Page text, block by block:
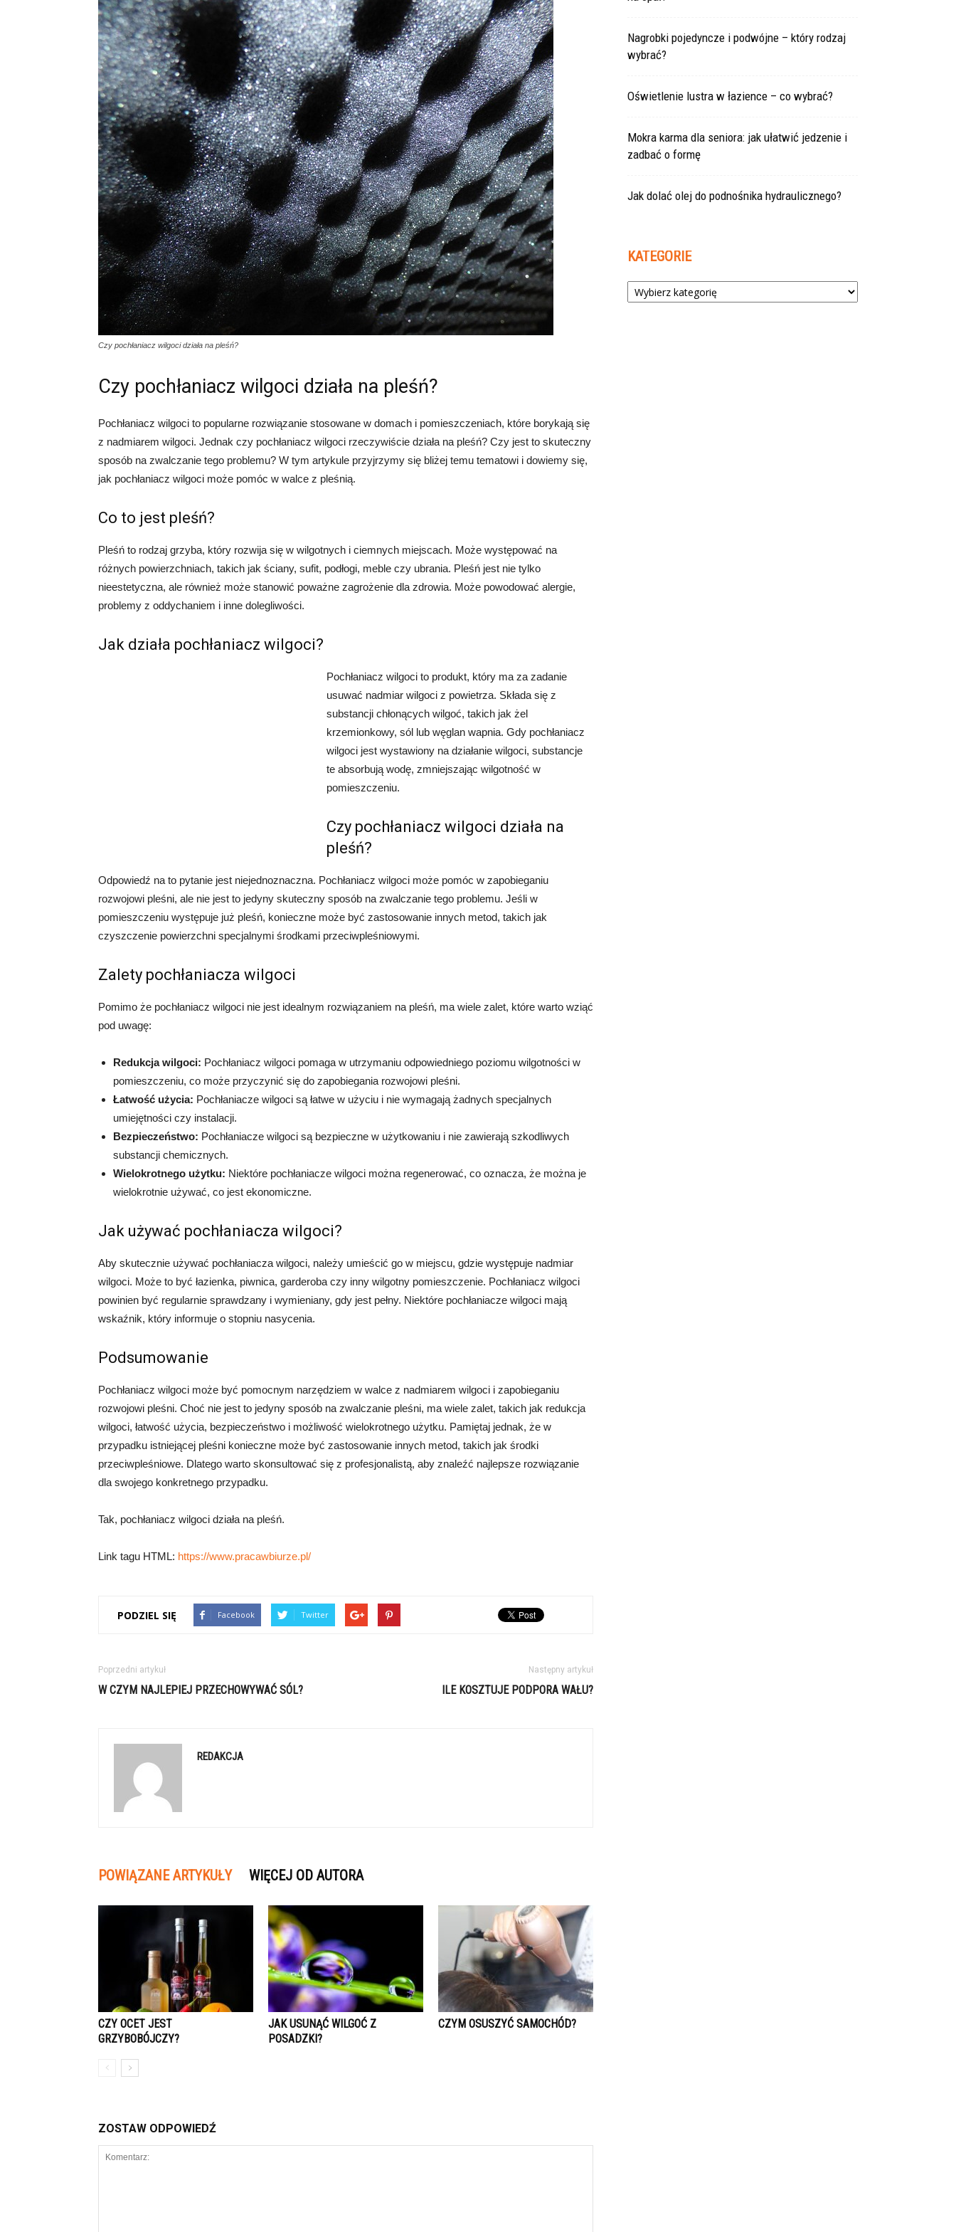
Czy pochłaniacz wilgoci działa na pleśń?
Czy pochłaniacz wilgoci działa na pleśń?
Pochłaniacz wilgoci to popularne rozwiązanie stosowane w domach i pomieszczeniach, które borykają się
z nadmiarem wilgoci. Jednak czy pochłaniacz wilgoci rzeczywiście działa na pleśń? Czy jest to skuteczny
sposób na zwalczanie tego problemu? W tym artykule przyjrzymy się bliżej temu tematowi i dowiemy się,
jak pochłaniacz wilgoci może pomóc w walce z pleśnią.
Co to jest pleśń?
Pleśń to rodzaj grzyba, który rozwija się w wilgotnych i ciemnych miejscach. Może występować na
różnych powierzchniach, takich jak ściany, sufit, podłogi, meble czy ubrania. Pleśń jest nie tylko
nieestetyczna, ale również może stanowić poważne zagrożenie dla zdrowia. Może powodować alergie,
problemy z oddychaniem i inne dolegliwości.
Jak działa pochłaniacz wilgoci?
Pochłaniacz wilgoci to produkt, który ma za zadanie
usuwać nadmiar wilgoci z powietrza. Składa się z
substancji chłonących wilgoć, takich jak żel
krzemionkowy, sól lub węglan wapnia. Gdy pochłaniacz
wilgoci jest wystawiony na działanie wilgoci, substancje
te absorbują wodę, zmniejszając wilgotność w
pomieszczeniu.
Czy pochłaniacz wilgoci działa na
pleśń?
Odpowiedź na to pytanie jest niejednoznaczna. Pochłaniacz wilgoci może pomóc w zapobieganiu
rozwojowi pleśni, ale nie jest to jedyny skuteczny sposób na zwalczanie tego problemu. Jeśli w
pomieszczeniu występuje już pleśń, konieczne może być zastosowanie innych metod, takich jak
czyszczenie powierzchni specjalnymi środkami przeciwpleśniowymi.
Zalety pochłaniacza wilgoci
Pomimo że pochłaniacz wilgoci nie jest idealnym rozwiązaniem na pleśń, ma wiele zalet, które warto wziąć
pod uwagę:
Redukcja wilgoci: Pochłaniacz wilgoci pomaga w utrzymaniu odpowiedniego poziomu wilgotności w
pomieszczeniu, co może przyczynić się do zapobiegania rozwojowi pleśni.
Łatwość użycia: Pochłaniacze wilgoci są łatwe w użyciu i nie wymagają żadnych specjalnych
umiejętności czy instalacji.
Bezpieczeństwo: Pochłaniacze wilgoci są bezpieczne w użytkowaniu i nie zawierają szkodliwych
substancji chemicznych.
Wielokrotnego użytku: Niektóre pochłaniacze wilgoci można regenerować, co oznacza, że można je
wielokrotnie używać, co jest ekonomiczne.
Jak używać pochłaniacza wilgoci?
Aby skutecznie używać pochłaniacza wilgoci, należy umieścić go w miejscu, gdzie występuje nadmiar
wilgoci. Może to być łazienka, piwnica, garderoba czy inny wilgotny pomieszczenie. Pochłaniacz wilgoci
powinien być regularnie sprawdzany i wymieniany, gdy jest pełny. Niektóre pochłaniacze wilgoci mają
wskaźnik, który informuje o stopniu nasycenia.
Podsumowanie
Pochłaniacz wilgoci może być pomocnym narzędziem w walce z nadmiarem wilgoci i zapobieganiu
rozwojowi pleśni. Choć nie jest to jedyny sposób na zwalczanie pleśni, ma wiele zalet, takich jak redukcja
wilgoci, łatwość użycia, bezpieczeństwo i możliwość wielokrotnego użytku. Pamiętaj jednak, że w
przypadku istniejącej pleśni konieczne może być zastosowanie innych metod, takich jak środki
przeciwpleśniowe. Dlatego warto skonsultować się z profesjonalistą, aby znaleźć najlepsze rozwiązanie
dla swojego konkretnego przypadku.
Tak, pochłaniacz wilgoci działa na pleśń.
Link tagu HTML: https://www.pracawbiurze.pl/
PODZIEL SIĘ Facebook Twitter
Poprzedni artykuł
W CZYM NAJLEPIEJ PRZECHOWYWAĆ SÓL?
Następny artykuł
ILE KOSZTUJE PODPORA WAŁU?
REDAKCJA
POWIĄZANE ARTYKUŁY WIĘCEJ OD AUTORA
CZY OCET JEST
GRZYBOBÓJCZY?
JAK USUNĄĆ WILGOĆ Z
POSADZKI?
CZYM OSUSZYĆ SAMOCHÓD?
ZOSTAW ODPOWIEDŹ
Nagrobki pojedyncze i podwójne – który rodzaj
wybrać?
Oświetlenie lustra w łazience – co wybrać?
Mokra karma dla seniora: jak ułatwić jedzenie i
zadbać o formę
Jak dolać olej do podnośnika hydraulicznego?
KATEGORIE
Kategorie